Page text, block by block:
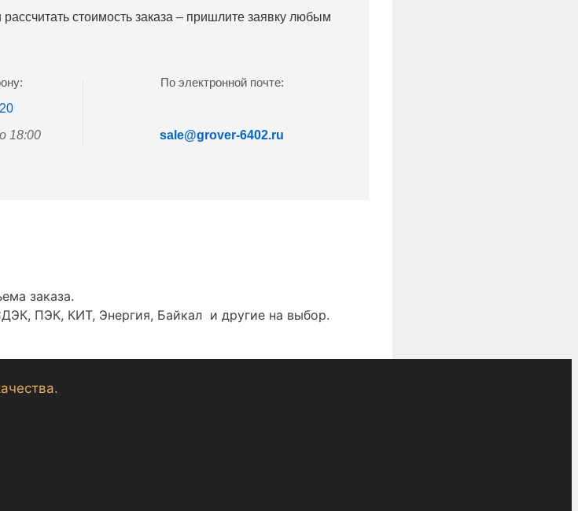
стоимость заказа – пришлите заявку любым
18:00
По электронной почте:
sale@grover-6402.ru
заказа.
ПЭК, КИТ, Энергия, Байкал и другие на выбор.